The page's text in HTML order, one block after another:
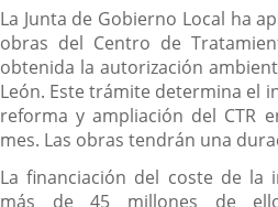
Descripción
La Junta de Gobierno Local ha
obras del Centro de
obtenida la autorización
León. Este trámite determina el
reforma y ampliación del CTR
mes. Las obras tendrán una
La financiación del coste de la
más de 45 millones de